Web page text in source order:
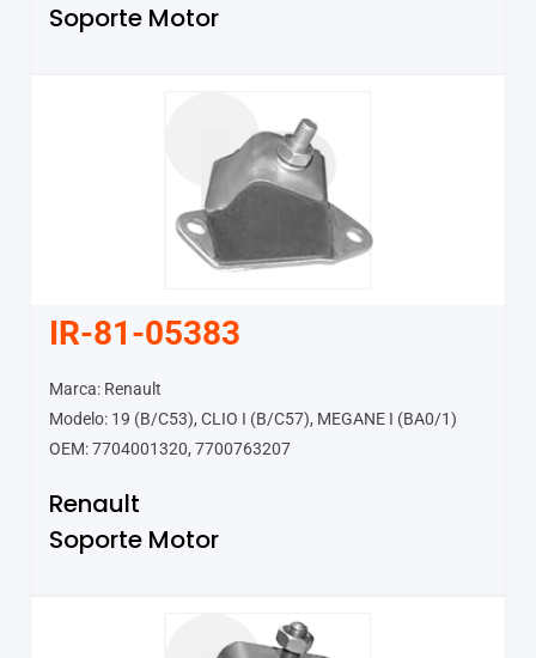
Soporte Motor
IR-81-05383
Marca: Renault
Modelo: 19 (B/C53), CLIO I (B/C57), MEGANE I (BA0/1)
OEM: 7704001320, 7700763207
Renault
Soporte Motor